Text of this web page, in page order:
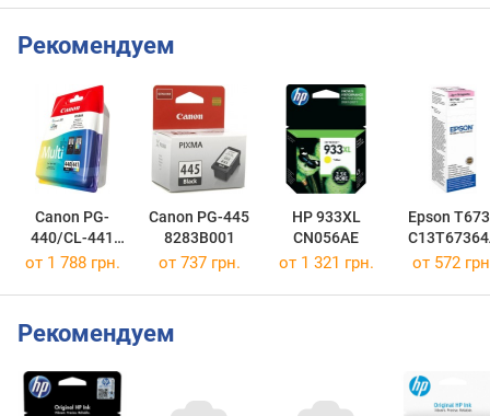
Рекомендуем
Canon PG-
440/CL-441
MULTI
Canon PG-445
8283B001
HP 933XL
CN056AE
Epson
от 1 788 грн. от 737 грн. от 1 321 грн. от 572
Рекомендуем